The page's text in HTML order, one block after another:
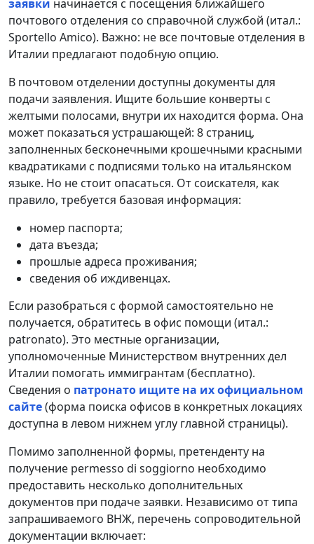
заявки начинается с посещения ближайшего
почтового отделения со справочной службой (итал.:
Sportello Amico). Важно: не все почтовые отделения в
Италии предлагают подобную опцию.
В почтовом отделении доступны документы для
подачи заявления. Ищите большие конверты с
желтыми полосами, внутри их находится форма. Она
может показаться устрашающей: 8 страниц,
заполненных бесконечными крошечными красными
квадратиками с подписями только на итальянском
языке. Но не стоит опасаться. От соискателя, как
правило, требуется базовая информация:
номер паспорта;
дата въезда;
прошлые адреса проживания;
сведения об иждивенцах.
Если разобраться с формой самостоятельно не
получается, обратитесь в офис помощи (итал.:
patronato). Это местные организации,
уполномоченные Министерством внутренних дел
Италии помогать иммигрантам (бесплатно).
Сведения о патронато ищите на их официальном
сайте(форма поиска офисов в конкретных локациях
доступна в левом нижнем углу главной страницы).
Помимо заполненной формы, претенденту на
получение permesso di soggiorno необходимо
предоставить несколько дополнительных
документов при подаче заявки. Независимо от типа
запрашиваемого ВНЖ, перечень сопроводительной
документации включает: